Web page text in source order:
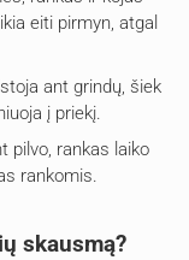
eiti pirmyn, atgal
ant grindų, šiek
į priekį.
pilvo, rankas laiko
rankomis.
skausmą?